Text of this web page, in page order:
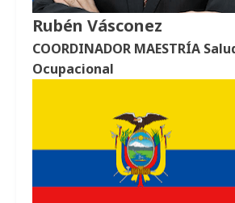
Rubén Vásconez
COORDINADOR MAESTRÍA
Ocupacional